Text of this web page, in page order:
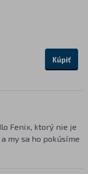
Kúpiť
Fenix, ktorý nie je
a my sa ho pokúsíme